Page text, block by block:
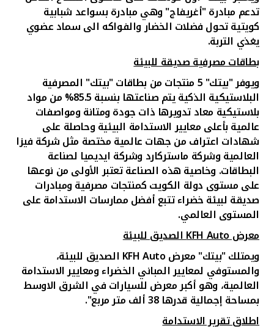
تدعم مبادرة "أغريفاج" وهي مبادرة بسواعد شبابية
كويتية تحول فضلات الخضار والفواكه الى سماد عضوي
يغذي التربة.
بطاقات مصرفية صديقة للبيئة
ويوفر "بيتك" 5 منتجات من بطاقات "بيتك" المصرفية
البلاستيكية الذكية يتم صناعتها بنسبة 85.5% من مواد
بلاستيكية معاد تدويرها ذات جودة ومتانة ومواصفات
عالمية بأعلى معايير الاستدامة البيئية وحاصلة على
شهادات اعتراف من جهات عالمية مختصة مثل شركة فيزا
العالمية وشركة ماستركارد وشركة ايديميا لصناعة
البطاقات. وخاصية هذه الصناعة تعتبر الأولى من نوعها
على مستوى دولة الكويت كمنتجات مصرفية ومبادرات
صديقة لبيئة خضراء تتبع أفضل ممارسات الاستدامة على
المستوى العالمي.
معرضKFH Autoالصديق للبيئة
ويمتلك "بيتك" معرضKFH Auto الصديق للبيئة،
والمستوفي لمعايير المباني الخضراء ومعايير الاستدامة
العالمية، وهو أكبر معرض للسيارات في الشرق الاوسط
بمساحة إجمالية قدرها 38 ألف متر مربع".
اطلاق تقرير الاستدامة